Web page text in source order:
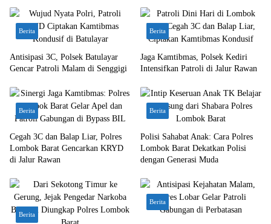
Berita
Antisipasi 3C, Polsek Batulayar
Gencar Patroli Malam di Senggigi
Berita
Jaga Kamtibmas, Polsek Kediri
Intensifkan Patroli di Jalur Rawan
Berita
Cegah 3C dan Balap Liar, Polres
Lombok Barat Gencarkan KRYD
di Jalur Rawan
Berita
Polisi Sahabat Anak: Cara Polres
Lombok Barat Dekatkan Polisi
dengan Generasi Muda
Berita
Berita